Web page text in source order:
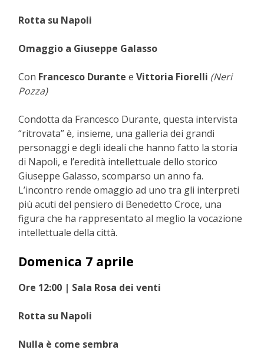
Rotta su Napoli
Omaggio a Giuseppe Galasso
Con Francesco Durante e Vittoria Fiorelli (Neri
Pozza)
Condotta da Francesco Durante, questa intervista
“ritrovata” è, insieme, una galleria dei grandi
personaggi e degli ideali che hanno fatto la storia
di Napoli, e l’eredità intellettuale dello storico
Giuseppe Galasso, scomparso un anno fa.
L’incontro rende omaggio ad uno tra gli interpreti
più acuti del pensiero di Benedetto Croce, una
figura che ha rappresentato al meglio la vocazione
intellettuale della città.
Domenica 7 aprile
Ore 12:00 | Sala Rosa dei venti
Rotta su Napoli
Nulla è come sembra